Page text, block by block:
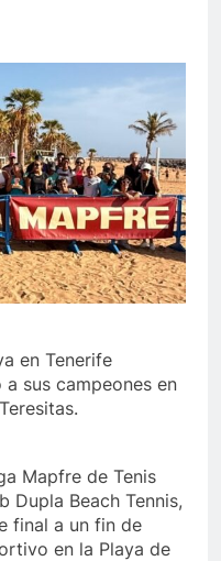
en Tenerife
sus campeones en
Mapfre de Tenis
Dupla Beach Tennis,
final a un fin de
en la Playa de